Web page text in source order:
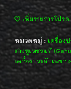
เพิ่มรายการโปรด
หมวดหมู่ : เครื่อง
ต่างหูเพชรแท้
เครื่องประดับเพชร